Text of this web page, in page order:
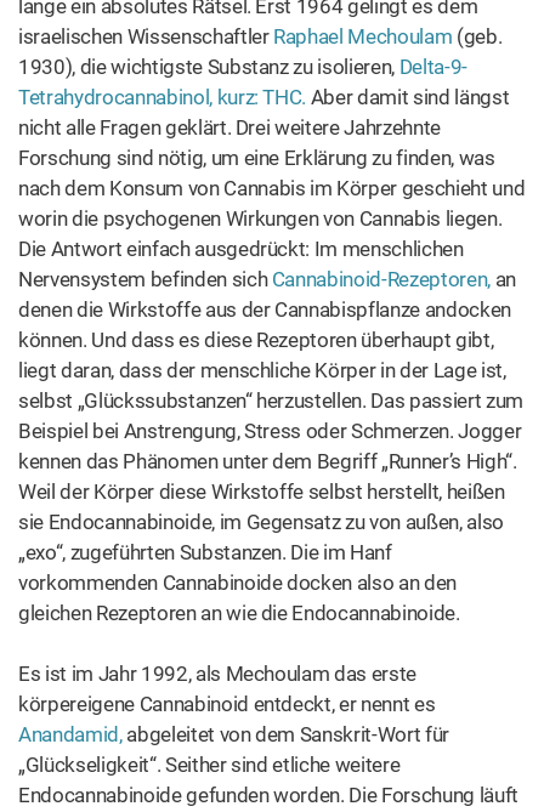
Infokasten: Die Geschichte der Cannabis-
Verbote
1911–1912 droht Cannabis erstmal ein weltweites
Verbot, dem er jedoch vorerst entkommen kann: In Den
Haag findet die erste Internationale Opiumkonferenz
(International Opium Convention) statt – sie geht als
Startschuss für einemoderne Prohibitionspolitik in die
Geschichte ein. 12 Länder nehmen damals teil –
eingeladen waren 14, aber Österreich-Ungarn und die
Türkei haben abgesagt.Die italienische Regierung bringt
auf der Konferenz den Vorschlag ein, Cannabis den
gleichen strengen Regelungen und Strafen zu unterwerfen
wie Opium, Morphin und Kokain. Der Vorschlag wird
abgelehnt. 12 Jahre später auf der zweiten
Internationalen Opiumkonferenz in Genf 1924 bringt die
ägyptische Regierung erneut einen Antrag auf Cannabis-
Verbot ein – diesmal stößt der Vorschlag auf breitere
Zustimmung. Unter der Bezeichnung Cannabis indica wird
die „getrocknete Spitze der blühenden oder
fruchttragenden weiblichen Stauden der Cannabis“ am
die Betäubungsmittelaufgenommen. Das Abkommen
bringt Deutschland, Österreich und die Schweiz, die bis
dahin keinen Handlungsbedarf bezüglich Cannabis
gesehen haben, in eine Zwangslage. Die internationale
Gemeinschaft erwartet von ihnen,„wirksame Gesetze